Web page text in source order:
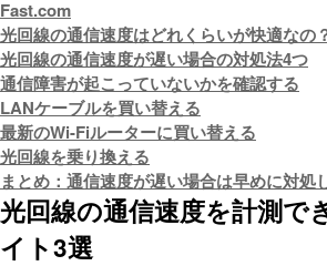
Fast.com
光回線の通信速度はどれくらいが快適なの
光回線の通信速度が遅い場合の対処法4つ
通信障害が起こっていないかを確認する
LANケーブルを買い替える
最新のWi-Fiルーターに買い替える
光回線を乗り換える
まとめ：通信速度が遅い場合は早めに対処
光回線の通信速度を計測で
イト3選